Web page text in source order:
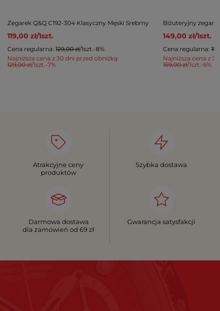
Zegarek Q&Q C192-304 Klasyczny Męski Srebrny
119,00 zł/1szt.
Najniższa cena z 30 dni przed obniżką:
129,00 zł/1szt. -7%
Cena regularna: 129,00 zł/1szt. -8%
Biżuteryjny
149,00 zł/1szt.
Najniższa cena z
159,00 zł/1szt. -6%
Cena regularna:
Atrakcyjne ceny
produktów
Szybka dostawa
Darmowa dostawa
dla zamówień od 69 zł
Gwarancja satysfakcji